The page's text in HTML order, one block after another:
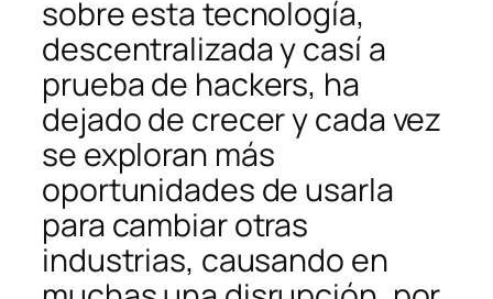
sobre esta tecnología,
descentralizada y casí a
prueba de hackers, ha
dejado de crecer y cada vez
se exploran más
oportunidades de usarla
para cambiar otras
industrias, causando en